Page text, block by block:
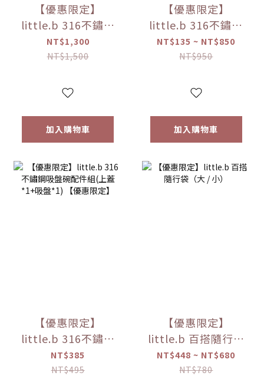
【優惠限定】
little.b 316不鏽鋼
餐具系列｜雙層不
鏽鋼寬口麥片吸盤
選
NT$1,300
NT$1,500
加入購物車
【優惠限定】
little.b 316不鏽鋼
餐具系列｜316雙層
不鏽鋼三用學飲杯
NT$135 ~ NT$850
NT$950
加入購物車
【優惠限定】
little.b 316不鏽鋼
吸盤碗配件組(上蓋
*1+吸盤*1) 【優惠
NT$385
NT$495
【優惠限定】
little.b 百搭隨行袋
（大 / 小）
NT$448 ~ NT$680
NT$780